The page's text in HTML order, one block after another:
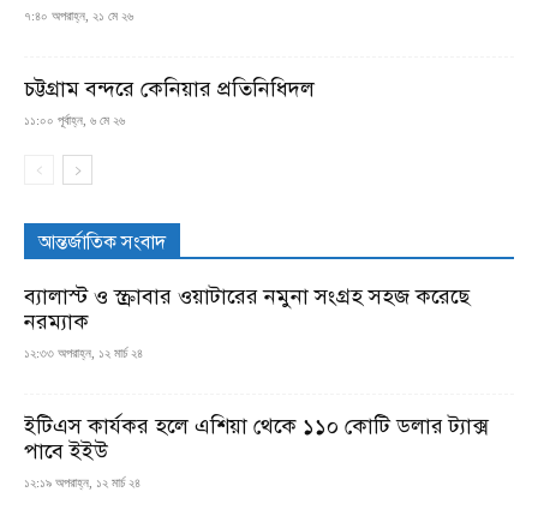
৭:৪০ অপরাহ্ন, ২১ মে ২৬
চট্টগ্রাম বন্দরে কেনিয়ার প্রতিনিধিদল
১১:০০ পূর্বাহ্ন, ৬ মে ২৬
আন্তর্জাতিক সংবাদ
ব্যালাস্ট ও স্ক্রাবার ওয়াটারের নমুনা সংগ্রহ সহজ করেছে
নরম্যাক
১২:৩৩ অপরাহ্ন, ১২ মার্চ ২৪
ইটিএস কার্যকর হলে এশিয়া থেকে ১১০ কোটি ডলার ট্যাক্স
পাবে ইইউ
১২:১৯ অপরাহ্ন, ১২ মার্চ ২৪